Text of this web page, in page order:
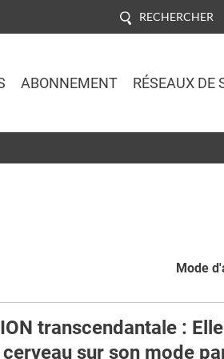
RECHERCHER
ABONNEMENT RÉSEAUX DE
Mode
transcendantale : Elle
sur son mode